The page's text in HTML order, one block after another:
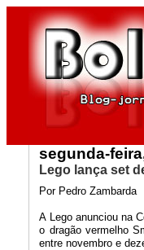
segunda-
Lego lança set
Por Pedro Zambarda
A Lego anunciou na
o dragão vermelho
entre novembro e